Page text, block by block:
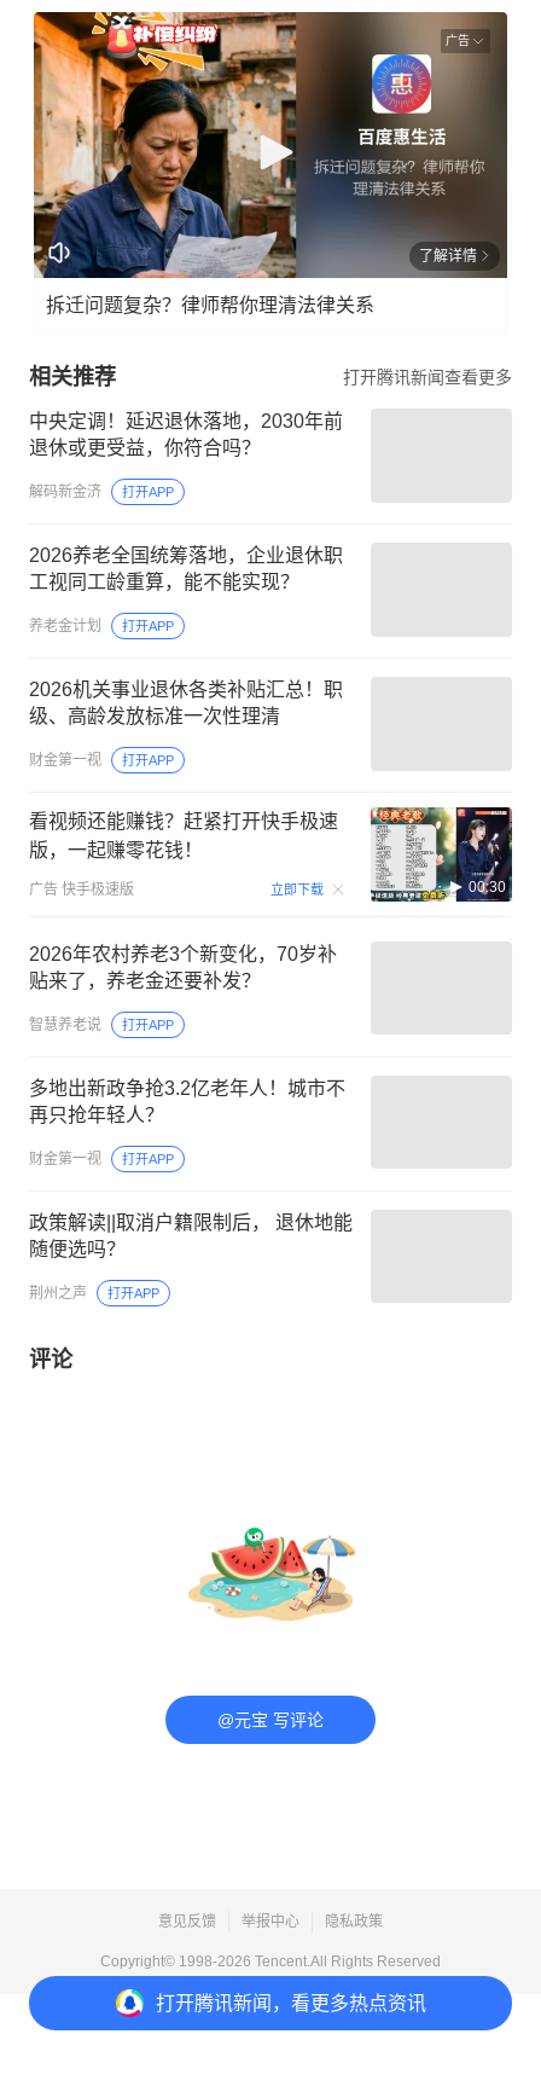
打开腾讯新闻，看更多热点资讯
广告
了解详情
拆迁问题复杂？律师帮你理清法律关系
相关推荐 打开腾讯新闻查看更多
中央定调！延迟退休落地，2030年前
退休或更受益，你符合吗？
解码新金济 打开APP
2026养老全国统筹落地，企业退休职
工视同工龄重算，能不能实现？
养老金计划 打开APP
2026机关事业退休各类补贴汇总！职
级、高龄发放标准一次性理清
财金第一视 打开APP
看视频还能赚钱？赶紧打开快手极速
版，一起赚零花钱！
广告 快手极速版 立即下载 00:30
2026年农村养老3个新变化，70岁补
贴来了，养老金还要补发？
智慧养老说 打开APP
多地出新政争抢3.2亿老年人！城市不
再只抢年轻人？
财金第一视 打开APP
政策解读||取消户籍限制后， 退休地能
随便选吗？
荆州之声 打开APP
评论
@元宝 写评论
意见反馈 举报中心 隐私政策
Copyright© 1998-2026 Tencent.All Rights Reserved